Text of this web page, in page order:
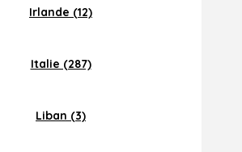
Irlande (12)
Italie (287)
Liban (3)